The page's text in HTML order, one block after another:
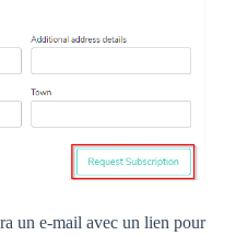
un e-mail avec un lien pour